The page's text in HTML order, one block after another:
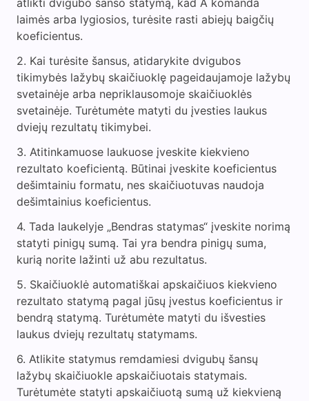
atlikti dvigubo šanso statymą, kad A komanda
laimės arba lygiosios, turėsite rasti abiejų baigčių
koeficientus.
Kai turėsite šansus, atidarykite dvigubos
tikimybės lažybų skaičiuoklę pageidaujamoje lažybų
svetainėje arba nepriklausomoje skaičiuoklės
svetainėje. Turėtumėte matyti du įvesties laukus
dviejų rezultatų tikimybei.
Atitinkamuose laukuose įveskite kiekvieno
rezultato koeficientą. Būtinai įveskite koeficientus
dešimtainiu formatu, nes skaičiuotuvas naudoja
dešimtainius koeficientus.
Tada laukelyje „Bendras statymas“ įveskite norimą
statyti pinigų sumą. Tai yra bendra pinigų suma,
kurią norite lažinti už abu rezultatus.
Skaičiuoklė automatiškai apskaičiuos kiekvieno
rezultato statymą pagal jūsų įvestus koeficientus ir
bendrą statymą. Turėtumėte matyti du išvesties
laukus dviejų rezultatų statymams.
Atlikite statymus remdamiesi dvigubų šansų
lažybų skaičiuokle apskaičiuotais statymais.
Turėtumėte statyti apskaičiuotą sumą už kiekvieną